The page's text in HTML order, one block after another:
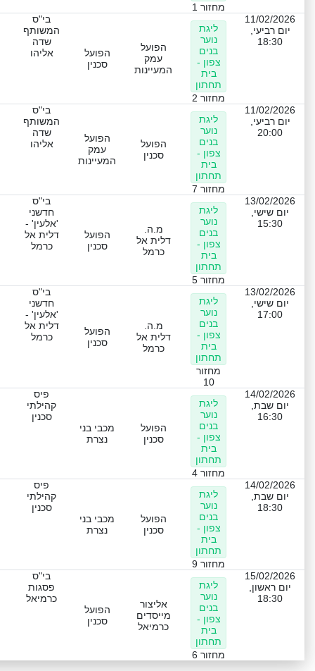
מחזור 1
11/02/2026
יום רביעי,
18:30
ליגת
נוער
בנים
צפון -
בית
תחתון
מחזור 2
הפועל
עמק
המעיינות
הפועל
סכנין
בי"ס
המשותף
שדה
אליהו
11/02/2026
יום רביעי,
20:00
ליגת
נוער
בנים
צפון -
בית
תחתון
מחזור 7
הפועל
סכנין
הפועל
עמק
המעיינות
בי"ס
המשותף
שדה
אליהו
13/02/2026
יום שישי,
15:30
ליגת
נוער
בנים
צפון -
בית
תחתון
מחזור 5
מ.ה.
דלית אל
כרמל
הפועל
סכנין
בי"ס
חדשני
'אלעין' -
דלית אל
כרמל
13/02/2026
יום שישי,
17:00
ליגת
נוער
בנים
צפון -
בית
תחתון
מחזור
10
מ.ה.
דלית אל
כרמל
הפועל
סכנין
בי"ס
חדשני
'אלעין' -
דלית אל
כרמל
14/02/2026
יום שבת,
16:30
ליגת
נוער
בנים
צפון -
בית
תחתון
מחזור 4
הפועל
סכנין
מכבי בני
נצרת
פיס
קהילתי
סכנין
14/02/2026
יום שבת,
18:30
ליגת
נוער
בנים
צפון -
בית
תחתון
מחזור 9
הפועל
סכנין
מכבי בני
נצרת
פיס
קהילתי
סכנין
15/02/2026
יום ראשון,
18:30
ליגת
נוער
בנים
צפון -
בית
תחתון
מחזור 6
אליצור
מייסדים
כרמיאל
הפועל
סכנין
בי"ס
פסגות
כרמיאל